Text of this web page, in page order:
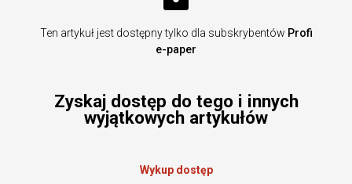
Ten artykuł jest dostępny tylko dla subskrybentów Profi
e-paper
Zyskaj dostęp do tego i innych
wyjątkowych artykułów
Wykup dostęp